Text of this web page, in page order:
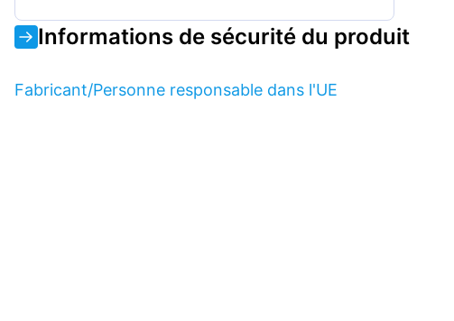
Informations de sécurité du produit
Fabricant/Personne responsable dans l'UE